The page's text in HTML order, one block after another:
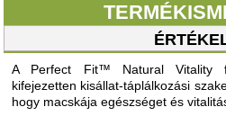
A Perfect Fit™ Natural Vitality
kifejezetten kisállat-táplálkozási
hogy macskája egészséget és